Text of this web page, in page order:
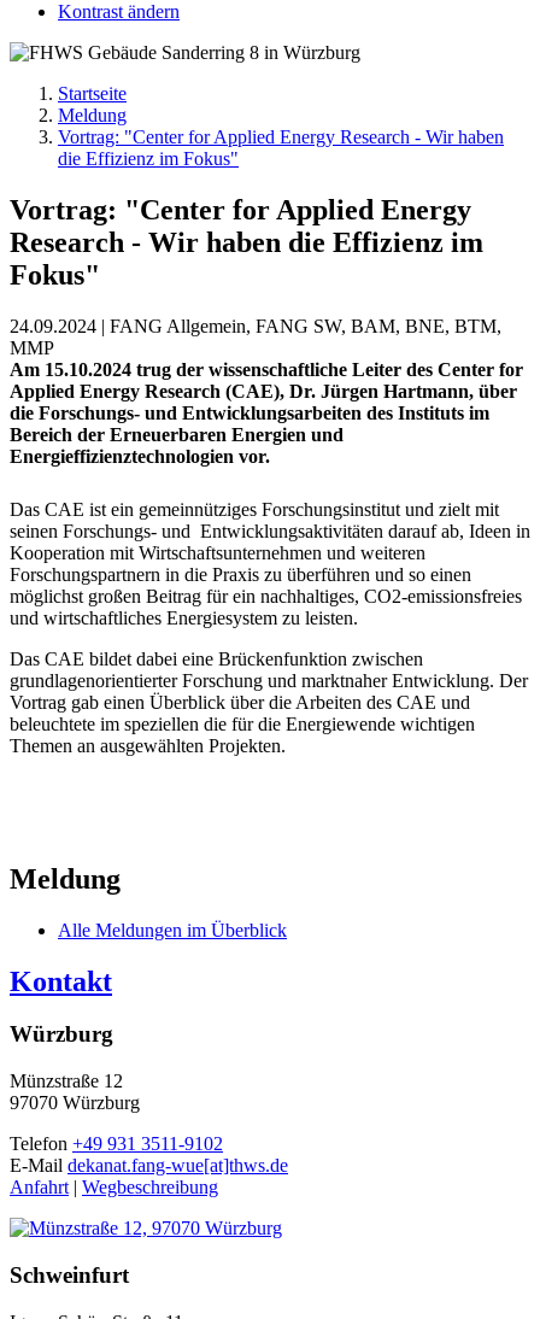
Kontrast ändern
Startseite
Meldung
Vortrag: "Center for Applied Energy Research - Wir haben
die Effizienz im Fokus"
Vortrag: "Center for Applied Energy
Research - Wir haben die Effizienz im
Fokus"
24.09.2024 | FANG Allgemein, FANG SW, BAM, BNE, BTM,
MMP
Am 15.10.2024 trug der wissenschaftliche Leiter des Center for
Applied Energy Research (CAE), Dr. Jürgen Hartmann, über
die Forschungs- und Entwicklungsarbeiten des Instituts im
Bereich der Erneuerbaren Energien und
Energieffizienztechnologien vor.
Das CAE ist ein gemeinnütziges Forschungsinstitut und zielt mit
seinen Forschungs‐ und Entwicklungsaktivitäten darauf ab, Ideen in
Kooperation mit Wirtschaftsunternehmen und weiteren
Forschungspartnern in die Praxis zu überführen und so einen
möglichst großen Beitrag für ein nachhaltiges, CO2‐emissionsfreies
und wirtschaftliches Energiesystem zu leisten.
Das CAE bildet dabei eine Brückenfunktion zwischen
grundlagenorientierter Forschung und marktnaher Entwicklung. Der
Vortrag gab einen Überblick über die Arbeiten des CAE und
beleuchtete im speziellen die für die Energiewende wichtigen
Themen an ausgewählten Projekten.
Meldung
Alle Meldungen im Überblick
Kontakt
Würzburg
Münzstraße 12
97070 Würzburg
Telefon +49 931 3511-9102
E-Mail dekanat.fang-wue[at]thws.de
Anfahrt | Wegbeschreibung
Schweinfurt